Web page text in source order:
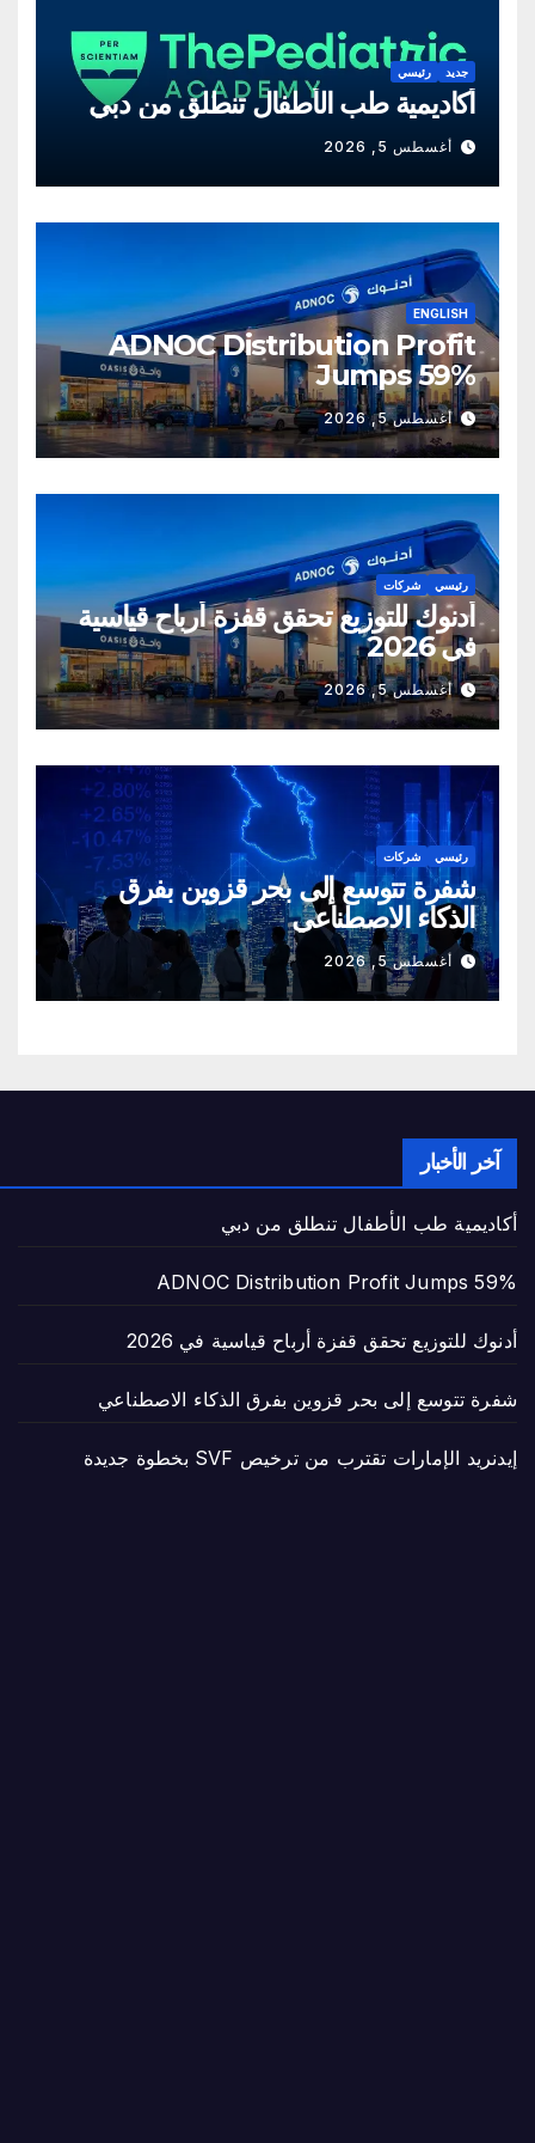
جديد رئيسي
أكاديمية طب الأطفال تنطلق من دبي
أغسطس 5, 2026
ENGLISH
ADNOC Distribution Profit
Jumps 59%
أغسطس 5, 2026
رئيسي شركات
أدنوك للتوزيع تحقق قفزة أرباح قياسية
في 2026
أغسطس 5, 2026
رئيسي شركات
شفرة تتوسع إلى بحر قزوين بفرق
الذكاء الاصطناعي
أغسطس 5, 2026
آخر الأخبار
أكاديمية طب الأطفال تنطلق من دبي
ADNOC Distribution Profit Jumps 59%
أدنوك للتوزيع تحقق قفزة أرباح قياسية في 2026
شفرة تتوسع إلى بحر قزوين بفرق الذكاء الاصطناعي
إيدنريد الإمارات تقترب من ترخيص SVF بخطوة جديدة